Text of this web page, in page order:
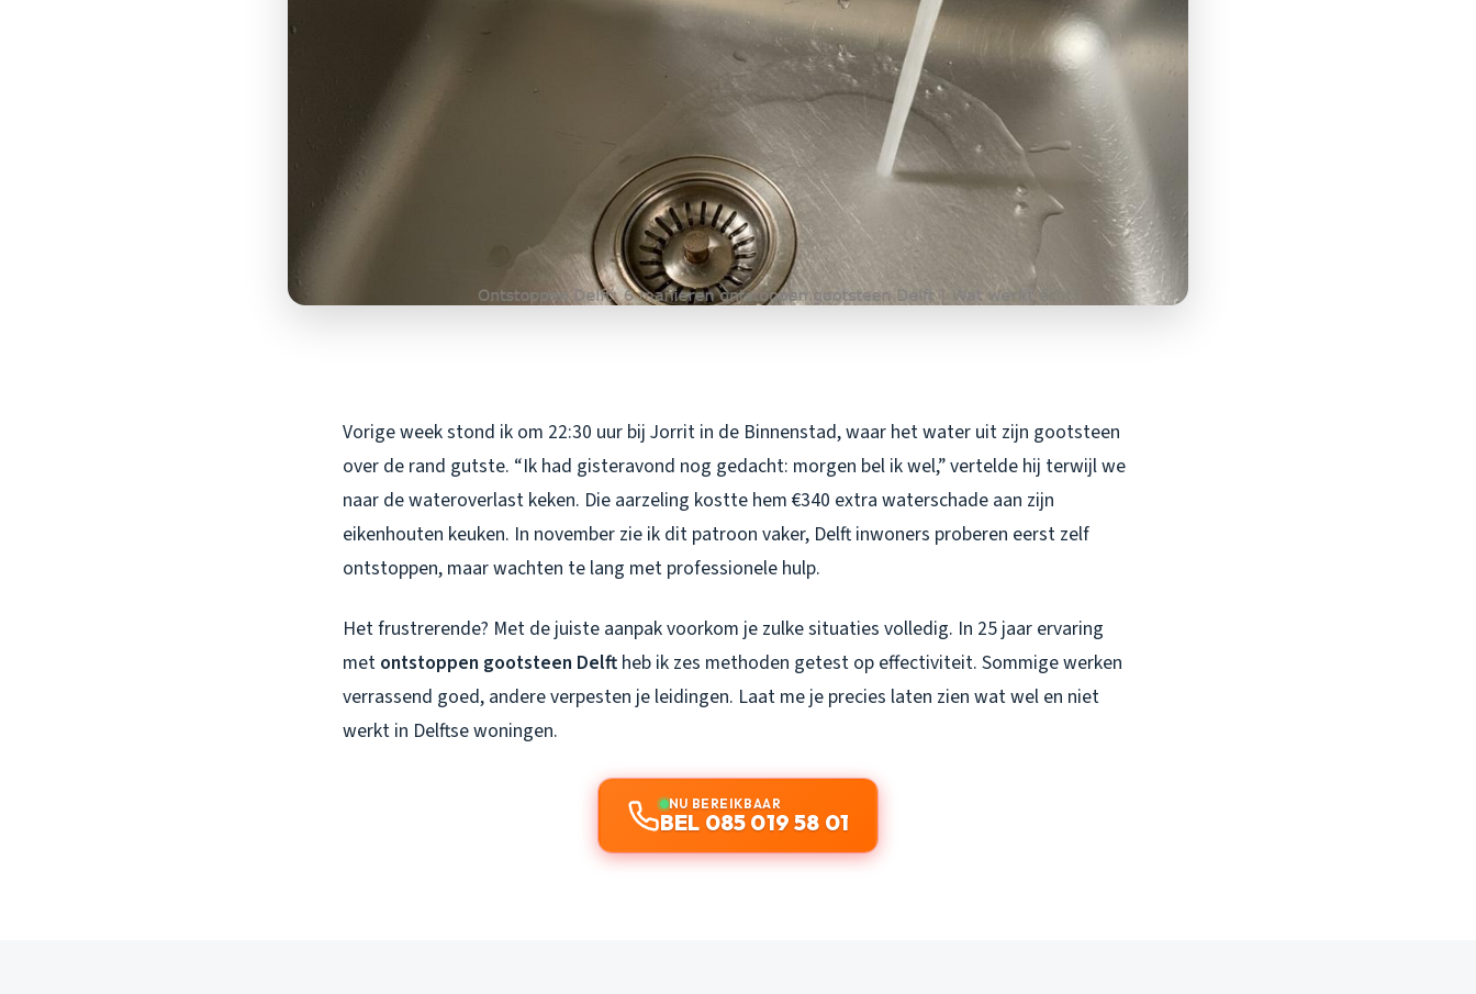
Vorige week stond ik om 22:30 uur bij Jorrit in de Binnenstad, waar het water uit zijn gootsteen
over de rand gutste. “Ik had gisteravond nog gedacht: morgen bel ik wel,” vertelde hij terwijl we
naar de wateroverlast keken. Die aarzeling kostte hem €340 extra waterschade aan zijn
eikenhouten keuken. In november zie ik dit patroon vaker, Delft inwoners proberen eerst zelf
ontstoppen, maar wachten te lang met professionele hulp.
Het frustrerende? Met de juiste aanpak voorkom je zulke situaties volledig. In 25 jaar ervaring
met ontstoppen gootsteen Delft heb ik zes methoden getest op effectiviteit. Sommige werken
verrassend goed, andere verpesten je leidingen. Laat me je precies laten zien wat wel en niet
werkt in Delftse woningen.
NU BEREIKBAAR
BEL 085 019 58 01